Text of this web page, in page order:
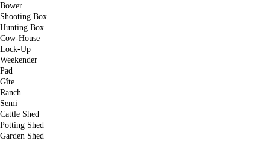
Bower
Shooting Box
Hunting Box
Cow-House
Lock-Up
Weekender
Pad
Gîte
Ranch
Semi
Cattle Shed
Potting Shed
Garden Shed